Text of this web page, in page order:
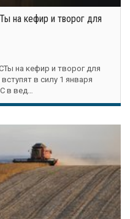
на кефир и творог для
на кефир и творог для
в силу 1 января
в вед…